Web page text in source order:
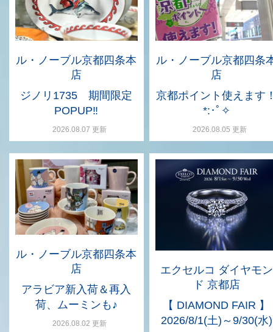
ル・ノーブル京都四条本
店
ジノリ1735 期間限定
POPUP‼
2026.08.07 更新
ル・ノーブル京都四条
店
京都ポイント使えます
*:･ﾟ✧
2026.08.05 更新
ル・ノーブル京都四条本
店
アラビア新入荷＆再入
荷、ムーミンも♪
2026.08.02 更新
エクセルコ ダイヤモン
ド 京都店
【 DIAMOND FAIR 】
2026/8/1(土)～9/30(水)